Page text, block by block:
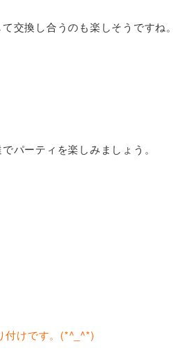
交換し合うのも楽しそうですね。
パーティを楽しみましょう。
付けです。(*^_^*)